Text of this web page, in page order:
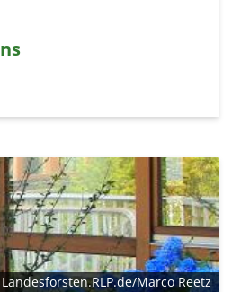
Marco Reetz